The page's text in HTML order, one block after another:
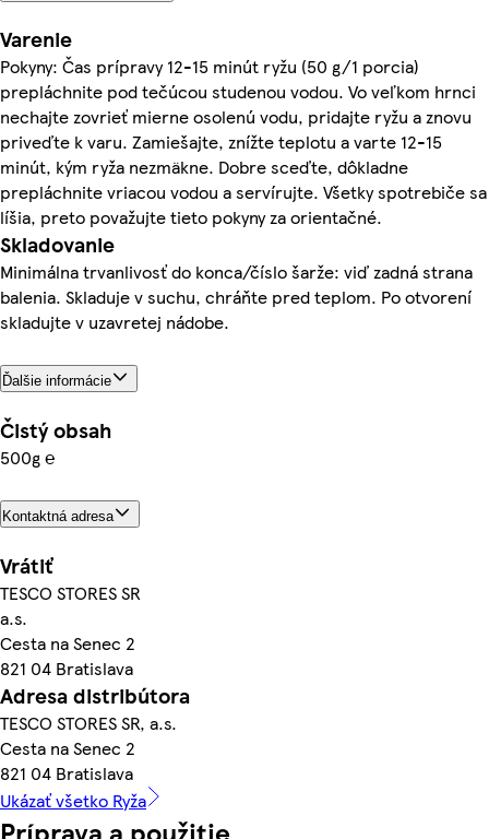
Varenie
Pokyny: Čas prípravy 12-15 minút ryžu (50 g/1 porcia)
prepláchnite pod tečúcou studenou vodou. Vo veľkom hrnci
nechajte zovrieť mierne osolenú vodu, pridajte ryžu a znovu
priveďte k varu. Zamiešajte, znížte teplotu a varte 12-15
minút, kým ryža nezmäkne. Dobre sceďte, dôkladne
prepláchnite vriacou vodou a servírujte. Všetky spotrebiče sa
líšia, preto považujte tieto pokyny za orientačné.
Skladovanie
Minimálna trvanlivosť do konca/číslo šarže: viď zadná strana
balenia. Skladuje v suchu, chráňte pred teplom. Po otvorení
skladujte v uzavretej nádobe.
Ďalšie informácie
Čistý obsah
500g ℮
Kontaktná adresa
Vrátiť
TESCO STORES SR
a.s.
Cesta na Senec 2
821 04 Bratislava
Adresa distribútora
TESCO STORES SR, a.s.
Cesta na Senec 2
821 04 Bratislava
Ukázať všetko Ryža
Príprava a použitie